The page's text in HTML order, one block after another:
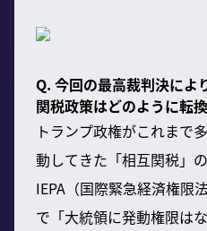
Q. 今回の最高裁判決によ
関税政策はどのように転
トランプ政権がこれまで
動してきた「相互関税」
IEPA（国際緊急経済権限
で「大統領に発動権限は